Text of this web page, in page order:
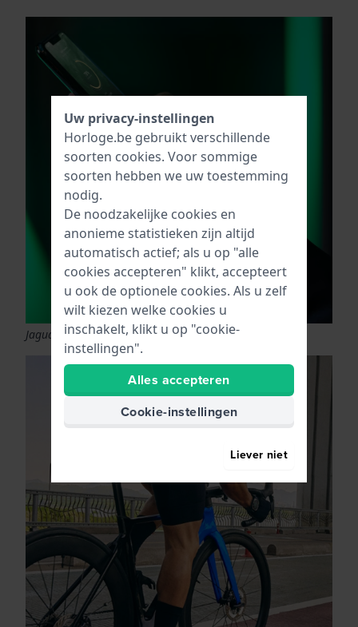
Jaguar J888/4 Connected horloge
Uw privacy-instellingen
Horloge.be gebruikt verschillende
soorten cookies. Voor sommige
soorten hebben we uw toestemming
nodig.
De noodzakelijke cookies en
anonieme statistieken zijn altijd
automatisch actief; als u op "alle
cookies accepteren" klikt, accepteert
u ook de optionele cookies. Als u zelf
wilt kiezen welke cookies u
inschakelt, klikt u op "cookie-
instellingen".
Alles accepteren
Cookie-instellingen
Liever niet